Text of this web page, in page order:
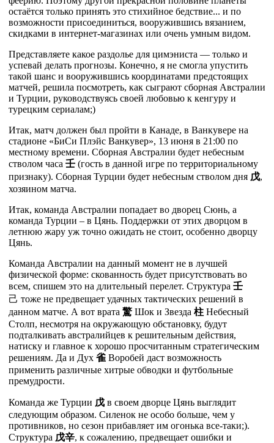
остаётся только принять это стихийное бедствие... и по
возможности присоединиться, вооружившись вязанием,
скидками в интернет-магазинах или очень умным видом.
Представляете какое раздолье для цимэниста — только и
успевай делать прогнозы. Конечно, я не смогла упустить
такой шанс и вооружившись координатами предстоящих
матчей, решила посмотреть, как сыграют сборная Австралии
и Турции, руководствуясь своей любовью к кенгуру и
турецким сериалам;)
Итак, матч должен был пройти в Канаде, в Ванкувере на
стадионе «БиСи Плэйс Ванкувер», 13 июня в 21:00 по
местному времени. Сборная Австралии будет небесным
стволом часа 壬 (гость в данной игре по территориальному
признаку). Сборная Турции будет небесным стволом дня 戊,
хозяином матча.
Итак, команда Австралии попадает во дворец Сюнь, а
команда Турции – в Цянь. Поддержки от этих дворцом в
летнюю жару уж точно ожидать не стоит, особенно дворцу
Цянь.
Команда Австралии на данный момент не в лучшей
физической форме: скованность будет присутствовать во
всем, спишем это на длительный перелет. Структура 壬
己 тоже не предвещает удачных тактических решений в
данном матче. А вот врата 驚 Шок и Звезда 柱 Небесный
Столп, несмотря на окружающую обстановку, будут
подталкивать австралийцев к решительным действия,
натиску и главное к хорошо просчитанным стратегическим
решениям. Да и Дух 雀 Воробей даст возможность
применить различные хитрые обводки и футбольные
премудрости.
Команда же Турции 戊 в своем дворце Цянь выглядит
следующим образом. Силенок не особо больше, чем у
противников, но сезон прибавляет им огонька все-таки;).
Структура 戊辛, к сожалению, предвещает ошибки и